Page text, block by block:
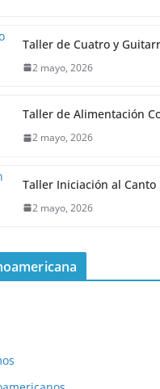
Taller de Cuatro y
2 mayo, 2026
Taller de Alimentación
2 mayo, 2026
Taller Iniciación al Canto
2 mayo, 2026